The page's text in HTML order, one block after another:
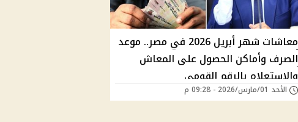
معاشات شهر أبريل 2026 في مصر.. موعد
الصرف وأماكن الحصول على المعاش
والاستعلام بالرقم القومي
الأحد 01/مارس/2026 - 09:28 م